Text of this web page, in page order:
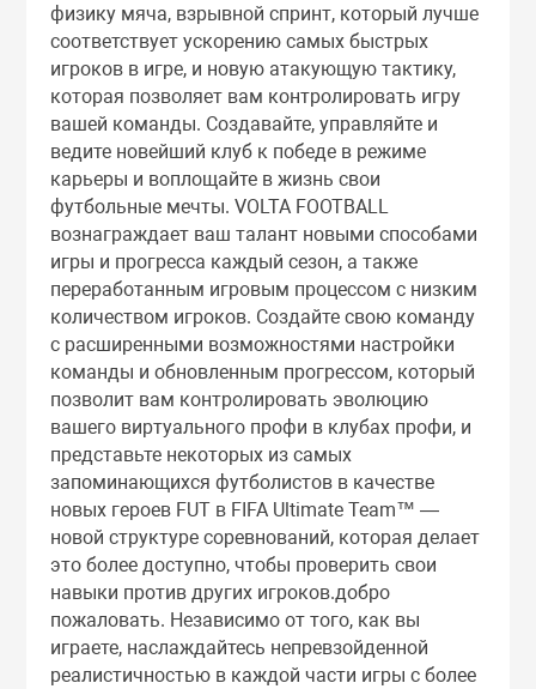
физику мяча, взрывной спринт, который лучше
соответствует ускорению самых быстрых
игроков в игре, и новую атакующую тактику,
которая позволяет вам контролировать игру
вашей команды. Создавайте, управляйте и
ведите новейший клуб к победе в режиме
карьеры и воплощайте в жизнь свои
футбольные мечты. VOLTA FOOTBALL
вознаграждает ваш талант новыми способами
игры и прогресса каждый сезон, а также
переработанным игровым процессом с низким
количеством игроков. Создайте свою команду
с расширенными возможностями настройки
команды и обновленным прогрессом, который
позволит вам контролировать эволюцию
вашего виртуального профи в клубах профи, и
представьте некоторых из самых
запоминающихся футболистов в качестве
новых героев FUT в FIFA Ultimate Team™ —
новой структуре соревнований, которая делает
это более доступно, чтобы проверить свои
навыки против других игроков.добро
пожаловать. Независимо от того, как вы
играете, наслаждайтесь непревзойденной
реалистичностью в каждой части игры с более